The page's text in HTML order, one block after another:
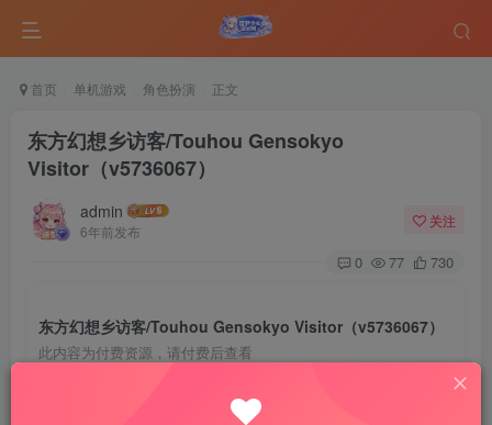
首页 单机游戏 角色扮演 正文
东方幻想乡访客/Touhou Gensokyo
Visitor（v5736067）
admin
6年前发布
关注
0 77 730
东方幻想乡访客/Touhou Gensokyo Visitor（v5736067）
此内容为付费资源，请付费后查看
￥ 5